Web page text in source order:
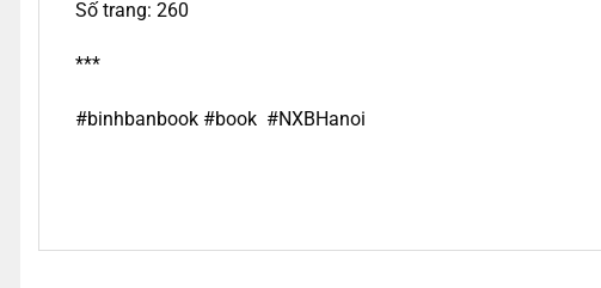
Số trang: 260
***
#binhbanbook #book #NXBHanoi